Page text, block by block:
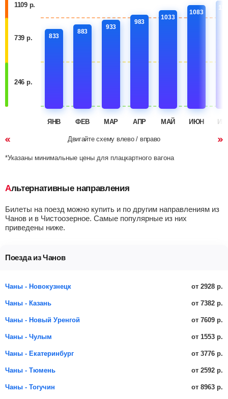
1109 р.
739 р.
246 р.
833
ЯНВ
883
ФЕВ
933
МАР
983
АПР
1033
МАЙ
1083
ИЮН
Двигайте схему влево / вправо
*Указаны минимальные цены для плацкартного вагона
Альтернативные направления
Билеты на поезд можно купить и по другим направлениям из
Чанов и в Чистоозерное. Самые популярные из них
приведены ниже.
Поезда из Чанов
Чаны - Новокузнецк от 2928 р.
Чаны - Казань от 7382 р.
Чаны - Новый Уренгой от 7609 р.
Чаны - Чулым от 1553 р.
Чаны - Екатеринбург от 3776 р.
Чаны - Тюмень от 2592 р.
Чаны - Тогучин от 8963 р.